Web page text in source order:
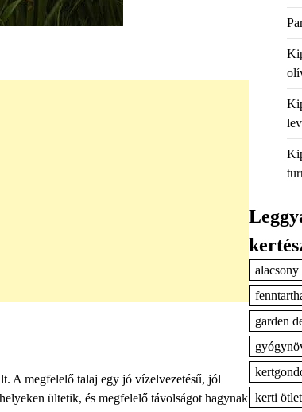
A megfelelő talaj egy jó vízelvezetésű, jól
ültetik, és megfelelő távolságot hagynak
alacsony
garden
kerti